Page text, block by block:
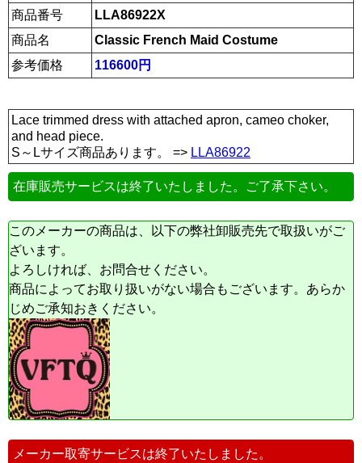
商品番号
LLA86922X
商品名
Classic French Maid Costume
参考価格
116600円
Lace trimmed dress with attached apron, cameo choker,
and head piece.
S～Lサイズ商品あります。 => LLA86922
在庫販売サービスは終了いたしました。ご了承下さい。
このメーカーの商品は、以下の弊社卸販売先で取扱いがご
ざいます。
よろしければ、お問合せください。
商品によってお取り扱いがない場合もございます。あらか
じめご承知おきください。
メーカー取寄サービスは終了いたしました。